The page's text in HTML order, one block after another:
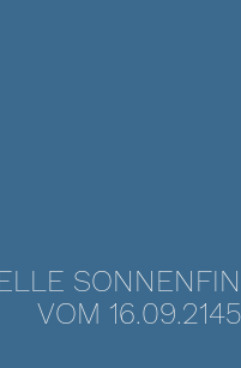
VOM 16.09.2145